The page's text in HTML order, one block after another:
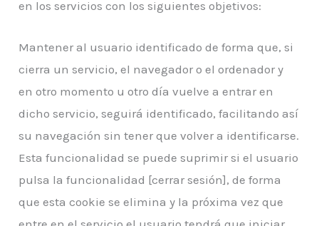
en los servicios con los siguientes objetivos:
Mantener al usuario identificado de forma que, si
cierra un servicio, el navegador o el ordenador y
en otro momento u otro día vuelve a entrar en
dicho servicio, seguirá identificado, facilitando así
su navegación sin tener que volver a identificarse.
Esta funcionalidad se puede suprimir si el usuario
pulsa la funcionalidad [cerrar sesión], de forma
que esta cookie se elimina y la próxima vez que